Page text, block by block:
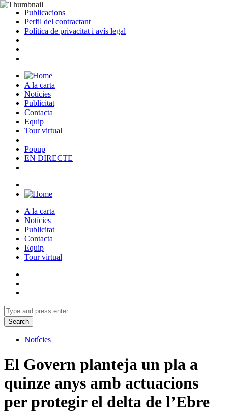
Publicacions
Perfil del contractant
Política de privacitat i avís legal
A la carta
Notícies
Publicitat
Contacta
Equip
Tour virtual
Popup
EN DIRECTE
A la carta
Notícies
Publicitat
Contacta
Equip
Tour virtual
Notícies
El Govern planteja un pla a
quinze anys amb actuacions
per protegir el delta de l’Ebre